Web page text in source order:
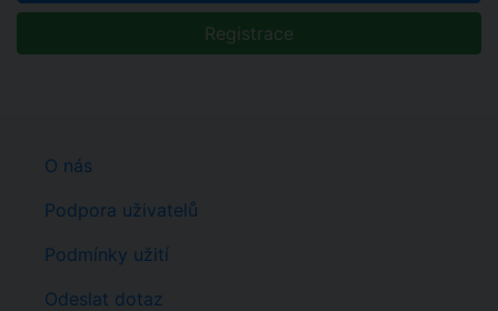
Registrace
O nás
Podpora uživatelů
Podmínky užití
Odeslat dotaz